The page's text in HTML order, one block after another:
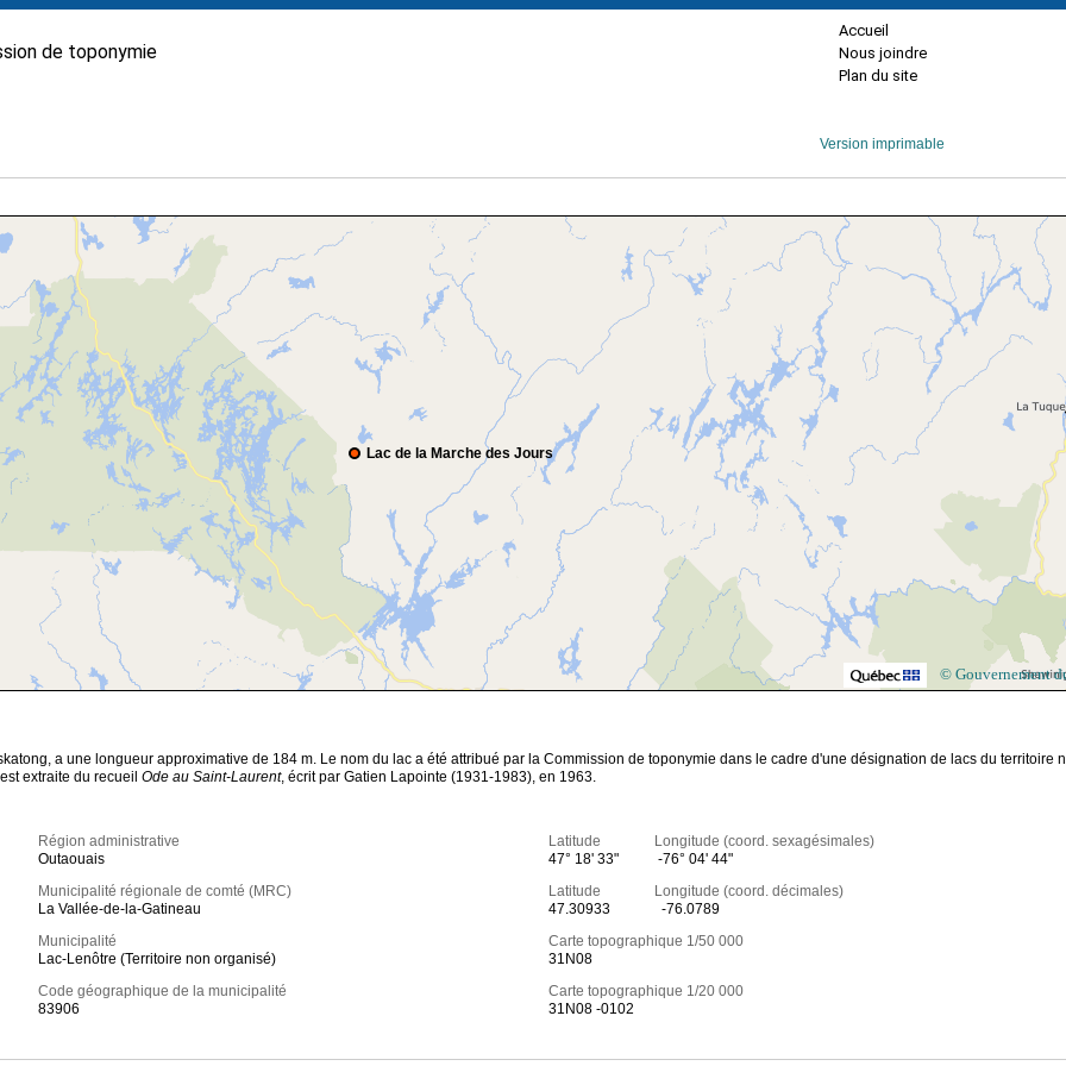
de toponymie
Accueil
Nous joindre
Plan du site
Version imprimable
Lac de la Marche des Jours
© Gouvernement
a une longueur approximative de 184 m. Le nom du lac a été attribué par la Commission de toponymie dans le cadre d'une désignation de lacs du territoire
extraite du recueil Ode au Saint-Laurent, écrit par Gatien Lapointe (1931-1983), en 1963.
Région administrative
Outaouais
Municipalité régionale de comté (MRC)
La Vallée-de-la-Gatineau
Municipalité
Lac-Lenôtre (Territoire non organisé)
Code géographique de la municipalité
83906
Latitude Longitude (coord. sexagésimales)
47° 18' 33"
-76° 04' 44"
Latitude Longitude (coord. décimales)
47.30933
-76.0789
Carte topographique 1/50 000
31N08
Carte topographique 1/20 000
31N08 -0102